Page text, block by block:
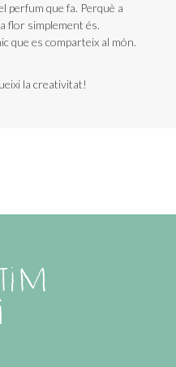
perfum que fa. Perquè a
flor simplement és.
que es comparteix al món.
la creativitat!